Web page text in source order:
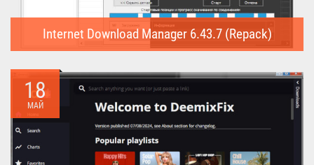
Internet Download Manager 6.43.7 (Repack)
предназначена для...
18
МАЙ